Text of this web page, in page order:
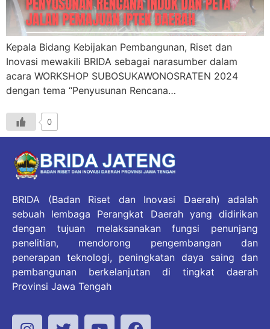
Kepala Bidang Kebijakan Pembangunan, Riset dan
Inovasi mewakili BRIDA sebagai narasumber dalam
acara WORKSHOP SUBOSUKAWONOSRATEN 2024
dengan tema “Penyusunan Rencana…
0
BRIDA (Badan Riset dan Inovasi Daerah) adalah
sebuah lembaga Perangkat Daerah yang didirikan
dengan tujuan melaksanakan fungsi penunjang
penelitian, mendorong pengembangan dan
penerapan teknologi, peningkatan daya saing dan
pembangunan berkelanjutan di tingkat daerah
Provinsi Jawa Tengah